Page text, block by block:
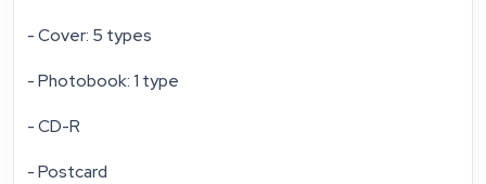
- Cover: 5 types
- Photobook: 1 type
- CD-R
- Postcard